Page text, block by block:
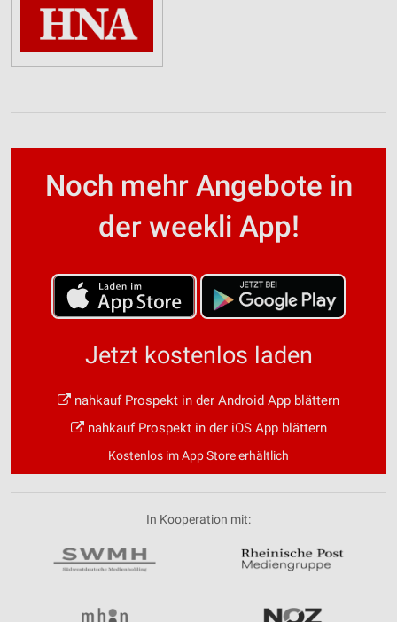
Noch mehr Angebote in
der weekli App!
Jetzt kostenlos laden
nahkauf Prospekt in der Android App blättern
nahkauf Prospekt in der iOS App blättern
Kostenlos im App Store erhältlich
In Kooperation mit: